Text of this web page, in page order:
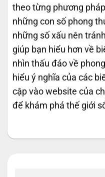
theo từng phương
những con số phong
những số xấu nên
giúp bạn hiểu hơn về
nhìn thấu đáo về
hiểu ý nghĩa của các
cập vào website của
để khám phá thế giới